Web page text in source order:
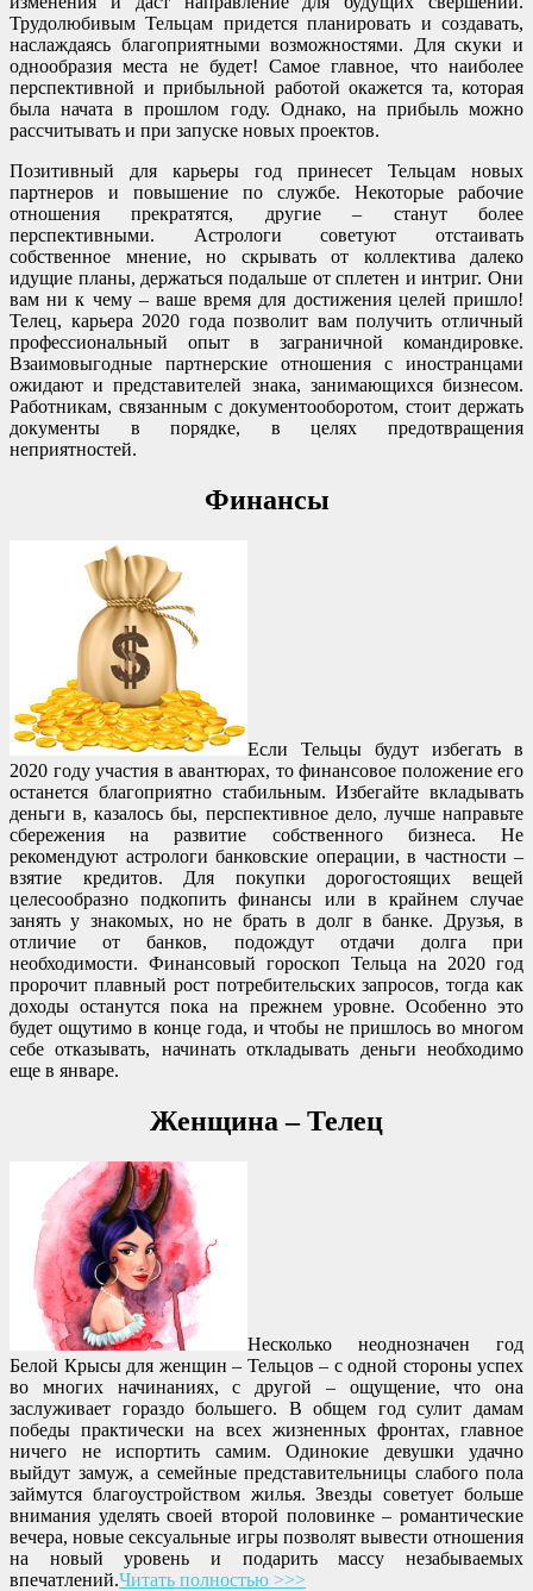
Трудолюбивым Тельцам придется планировать и создавать,
наслаждаясь благоприятными возможностями. Для скуки и
однообразия места не будет! Самое главное, что наиболее
перспективной и прибыльной работой окажется та, которая
была начата в прошлом году. Однако, на прибыль можно
рассчитывать и при запуске новых проектов.
Позитивный для карьеры год принесет Тельцам новых
партнеров и повышение по службе. Некоторые рабочие
отношения прекратятся, другие – станут более
перспективными. Астрологи советуют отстаивать
собственное мнение, но скрывать от коллектива далеко
идущие планы, держаться подальше от сплетен и интриг. Они
вам ни к чему – ваше время для достижения целей пришло!
Телец, карьера 2020 года позволит вам получить отличный
профессиональный опыт в заграничной командировке.
Взаимовыгодные партнерские отношения с иностранцами
ожидают и представителей знака, занимающихся бизнесом.
Работникам, связанным с документооборотом, стоит держать
документы в порядке, в целях предотвращения
неприятностей.
Финансы
Если Тельцы будут избегать в
2020 году участия в авантюрах, то финансовое положение его
останется благоприятно стабильным. Избегайте вкладывать
деньги в, казалось бы, перспективное дело, лучше направьте
сбережения на развитие собственного бизнеса. Не
рекомендуют астрологи банковские операции, в частности –
взятие кредитов. Для покупки дорогостоящих вещей
целесообразно подкопить финансы или в крайнем случае
занять у знакомых, но не брать в долг в банке. Друзья, в
отличие от банков, подождут отдачи долга при
необходимости. Финансовый гороскоп Тельца на 2020 год
пророчит плавный рост потребительских запросов, тогда как
доходы останутся пока на прежнем уровне. Особенно это
будет ощутимо в конце года, и чтобы не пришлось во многом
себе отказывать, начинать откладывать деньги необходимо
еще в январе.
Женщина – Телец
Несколько неоднозначен год
Белой Крысы для женщин – Тельцов – с одной стороны успех
во многих начинаниях, с другой – ощущение, что она
заслуживает гораздо большего. В общем год сулит дамам
победы практически на всех жизненных фронтах, главное
ничего не испортить самим. Одинокие девушки удачно
выйдут замуж, а семейные представительницы слабого пола
займутся благоустройством жилья. Звезды советует больше
внимания уделять своей второй половинке – романтические
вечера, новые сексуальные игры позволят вывести отношения
на новый уровень и подарить массу незабываемых
впечатлений.Читать полностью >>>